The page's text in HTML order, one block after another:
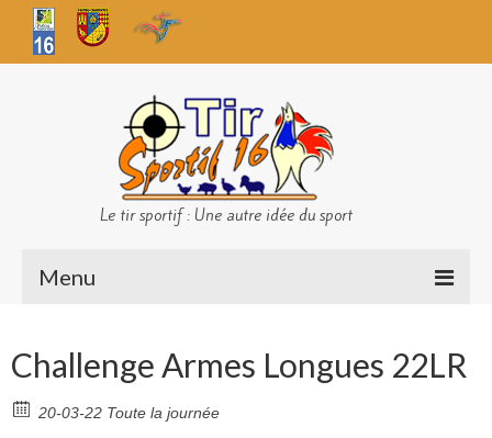
Le tir sportif : Une autre idée du sport
Menu
Sécurité
Challenges TS 16
Challenge Armes Longues 22LR
20-03-22 Toute la journée